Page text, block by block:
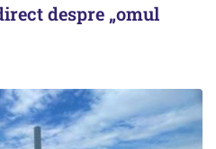
despre „omul